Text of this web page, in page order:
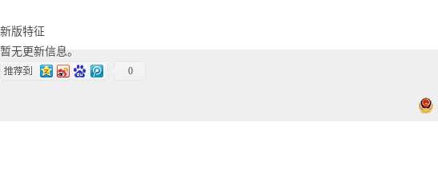
新版特征
暂无更新信息。
0